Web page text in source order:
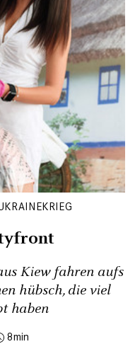
Kiew fahren aufs
hübsch, die viel
haben
8